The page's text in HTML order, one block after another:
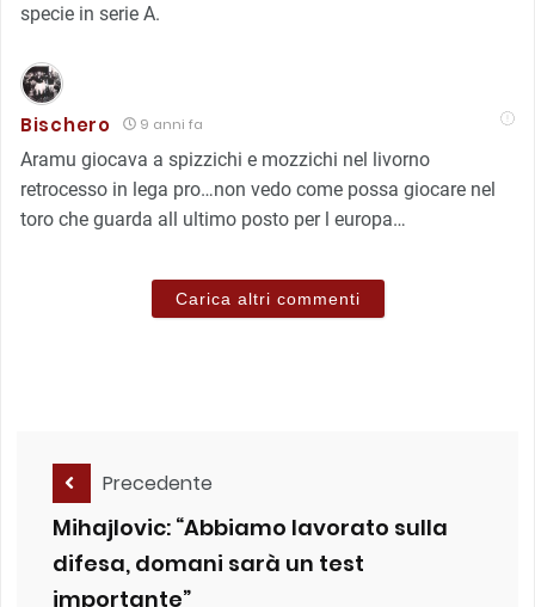
specie in serie A.
Bischero 9 anni fa
Aramu giocava a spizzichi e mozzichi nel livorno
retrocesso in lega pro…non vedo come possa giocare nel
toro che guarda all ultimo posto per l europa…
Carica altri commenti
Precedente
Mihajlovic: “Abbiamo lavorato sulla
difesa, domani sarà un test
importante”